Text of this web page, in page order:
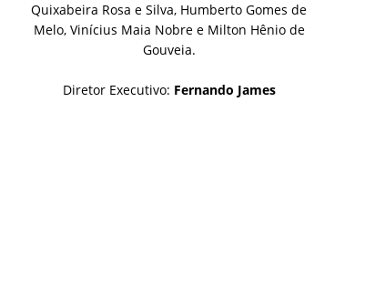
Quixabeira Rosa e Silva, Humberto Gomes de
Melo, Vinícius Maia Nobre e Milton Hênio de
Gouveia.
Diretor Executivo: Fernando James